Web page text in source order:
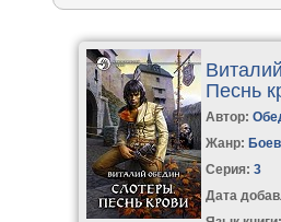
Песнь
Автор:
Жанр:
Серия:3
Дата